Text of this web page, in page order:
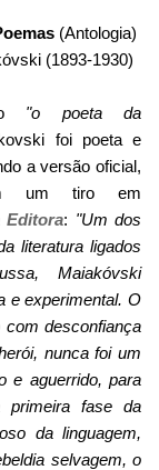
(Antologia)
(1893-1930)
"o poeta da
foi poeta e
a versão oficial,
um tiro em
Editora: "Um dos
literatura ligados
Maiakóvski
e experimental. O
desconfiança
nunca foi um
e aguerrido, para
primeira fase da
da linguagem,
selvagem, o